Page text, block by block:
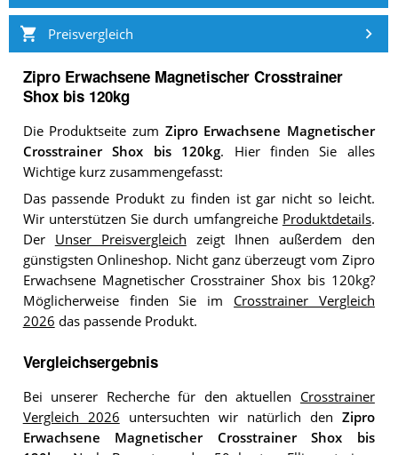
Preisvergleich
Zipro Erwachsene Magnetischer Crosstrainer
Shox bis 120kg
Die Produktseite zum Zipro Erwachsene Magnetischer
Crosstrainer Shox bis 120kg. Hier finden Sie alles
Wichtige kurz zusammengefasst:
Das passende Produkt zu finden ist gar nicht so leicht.
Wir unterstützen Sie durch umfangreiche Produktdetails.
Der Unser Preisvergleich zeigt Ihnen außerdem den
günstigsten Onlineshop. Nicht ganz überzeugt vom Zipro
Erwachsene Magnetischer Crosstrainer Shox bis 120kg?
Möglicherweise finden Sie im Crosstrainer Vergleich
2026 das passende Produkt.
Vergleichsergebnis
Bei unserer Recherche für den aktuellen Crosstrainer
Vergleich 2026 untersuchten wir natürlich den Zipro
Erwachsene Magnetischer Crosstrainer Shox bis